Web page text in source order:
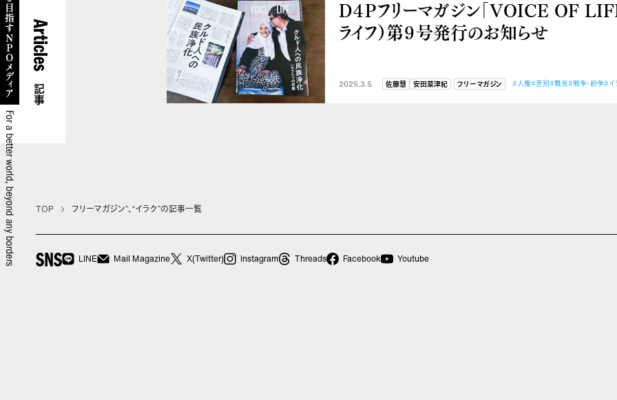
Articles
記事
D４Pフリーマガジン「VOICE OF LIFE
ライフ）第９号発行のお知らせ
2025.3.5 佐藤慧 安田菜津紀 フリーマガジン #人権#差別#難民#戦争・紛争#イ
TOP フリーマガジン”、“イラク”の記事一覧
SNS LINE Mail Magazine X(Twitter) Instagram Threads Facebook Youtube